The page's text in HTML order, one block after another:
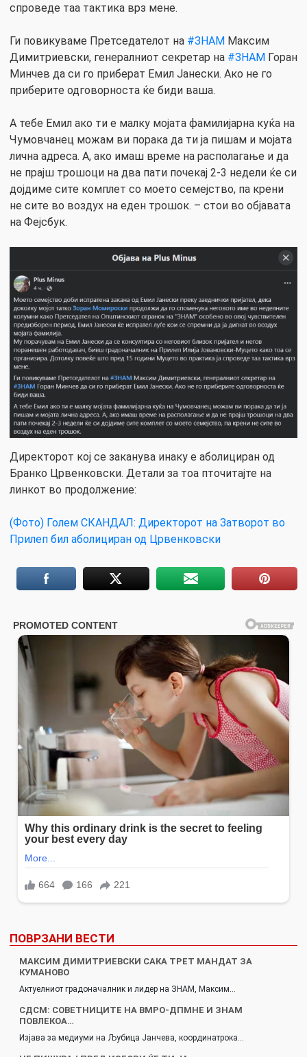
спроведе таа тактика врз мене.
Ги повикуваме Претседателот на #ЗНАМ Максим
Димитриевски, генералниот секретар на #ЗНАМ Горан
Минчев да си го приберат Емил Јанески. Ако не го
приберите одговорноста ќе биди ваша.
А тебе Емил ако ти е малку мојата фамилијарна куќа на
Чумовчанец можам ви порака да ти ја пишам и мојата
лична адреса. А, ако имаш време на располагање и да
не прајш трошоци на два пати почекај 2-3 недели ќе си
дојдиме сите комплет со моето семејство, па крени
не сите во воздух на еден трошок. – стои во објавата
на Фејсбук.
Директорот кој се заканува инаку е аболициран од
Бранко Црвенковски. Детали за тоа пточитајте на
линкот во продолжение:
(Фото) Голем СКАНДАЛ: Директорот на Затворот во
Прилеп бил аболициран од Црвенковски
ПОВРЗАНИ ВЕСТИ
МАКСИМ ДИМИТРИЕВСКИ САКА ТРЕТ МАНДАТ ЗА
КУМАНОВО
Актуелниот градоначалник и лидер на ЗНАМ, Максим…
СДСМ: СОВЕТНИЦИТЕ НА ВМРО-ДПМНЕ И ЗНАМ
ПОВЛЕКОА…
Изјава за медиуми на Љубица Јанчева, координатрока…